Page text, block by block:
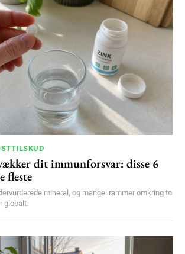
dit immunforsvar: disse 6
fleste
mineral, og mangel rammer omkring to
globalt.